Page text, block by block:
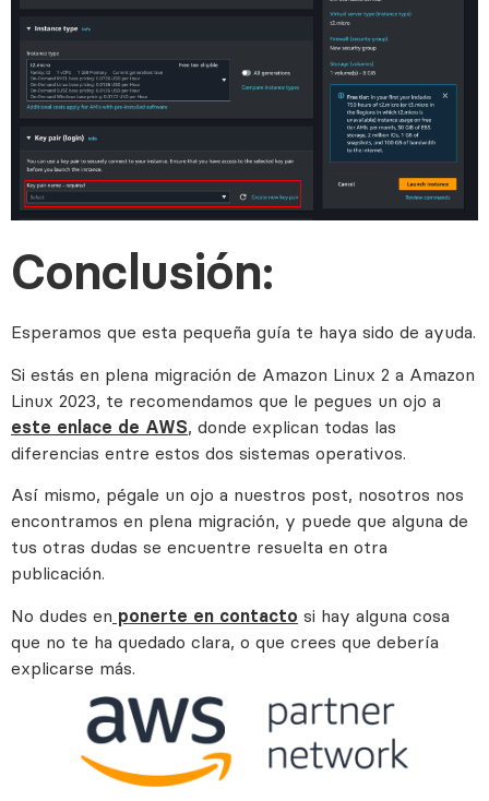
Conclusión:
Esperamos que esta pequeña guía te haya sido de ayuda.
Si estás en plena migración de Amazon Linux 2 a Amazon
Linux 2023, te recomendamos que le pegues un ojo a
este enlace de AWS, donde explican todas las
diferencias entre estos dos sistemas operativos.
Así mismo, pégale un ojo a nuestros post, nosotros nos
encontramos en plena migración, y puede que alguna de
tus otras dudas se encuentre resuelta en otra
publicación.
No dudes en ponerte en contacto si hay alguna cosa
que no te ha quedado clara, o que crees que debería
explicarse más.